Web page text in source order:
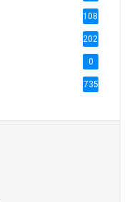
1088
2028
0
735